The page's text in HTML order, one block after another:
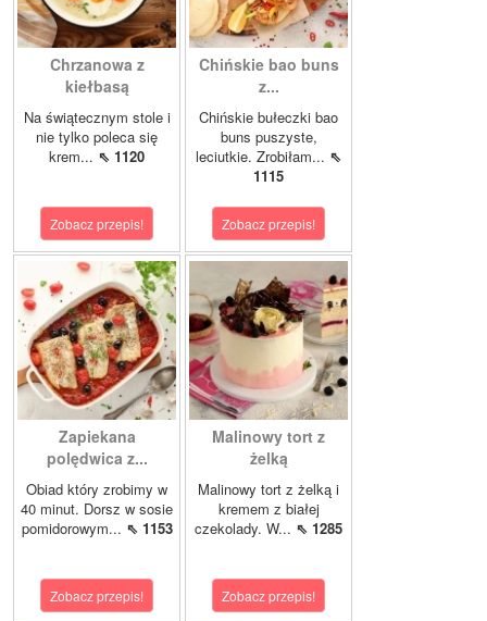
Chrzanowa z
kiełbasą
Na świątecznym stole i
nie tylko poleca się
krem... ⇖ 1120
Zobacz przepis!
Chińskie bao buns
z...
Chińskie bułeczki bao
buns puszyste,
leciutkie. Zrobiłam... ⇖
1115
Zobacz przepis!
Zapiekana
polędwica z...
Obiad który zrobimy w
40 minut. Dorsz w sosie
pomidorowym... ⇖ 1153
Zobacz przepis!
Malinowy tort z
żelką
Malinowy tort z żelką i
kremem z białej
czekolady. W... ⇖ 1285
Zobacz przepis!